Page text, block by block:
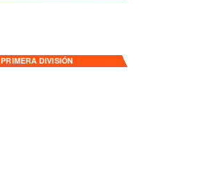
PRIMERA DIVISIÓN